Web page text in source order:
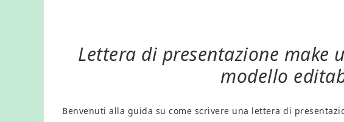
Lettera di presentazione make
modello
Benvenuti alla guida su come scrivere una lettera di